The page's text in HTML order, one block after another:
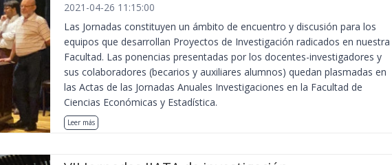
2021-04-26 11:15:00
Las Jornadas constituyen un ámbito de encuentro y discusión para los
equipos que desarrollan Proyectos de Investigación radicados en nuestra
Facultad. Las ponencias presentadas por los docentes-investigadores y
sus colaboradores (becarios y auxiliares alumnos) quedan plasmadas en
las Actas de las Jornadas Anuales Investigaciones en la Facultad de
Ciencias Económicas y Estadística.
Leer más